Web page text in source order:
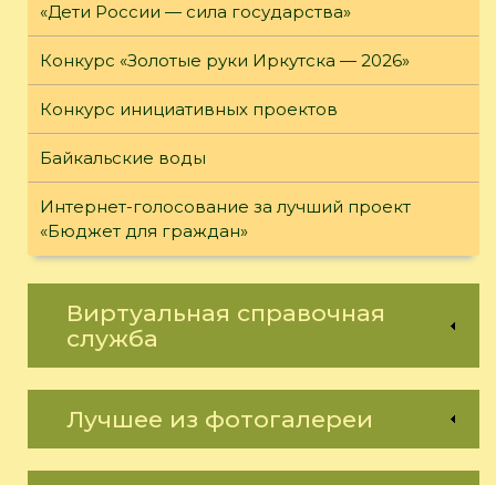
«Дети России — сила государства»
Конкурс «Золотые руки Иркутска — 2026»
Конкурс инициативных проектов
Байкальские воды
Интернет-голосование за лучший проект
«Бюджет для граждан»
Виртуальная справочная
служба
Лучшее из фотогалереи